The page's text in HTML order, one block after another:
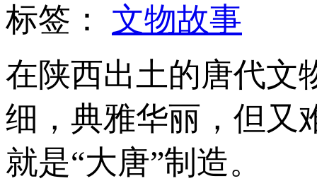
标签： 文物故事
在陕西出土的唐代文
细，典雅华丽，但又
就是“大唐”制造。